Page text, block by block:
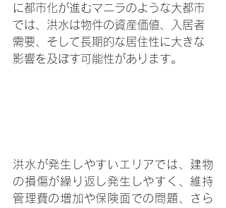
に都市化が進むマニラのような大都市
では、洪水は物件の資産価値、入居者
需要、そして長期的な居住性に大きな
影響を及ぼす可能性があります。
洪水が発生しやすいエリアでは、建物
の損傷が繰り返し発生しやすく、維持
管理費の増加や保険面での問題、さら